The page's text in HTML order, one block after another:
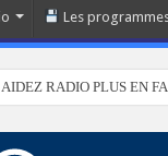
Les
AIDEZ RADIO PLUS EN